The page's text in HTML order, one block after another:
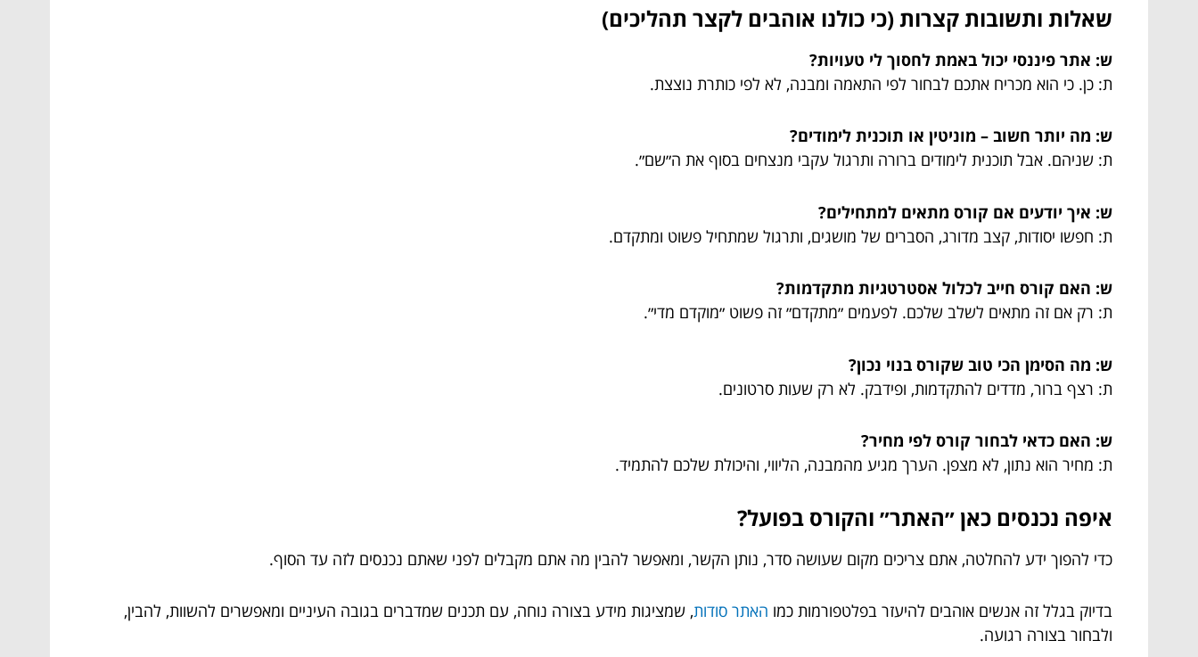
שאלות ותשובות קצרות (כי כולנו אוהבים לקצר תהליכים)
ש: אתר פיננסי יכול באמת לחסוך לי טעויות?
ת: כן. כי הוא מכריח אתכם לבחור לפי התאמה ומבנה, לא לפי כותרת נוצצת.
ש: מה יותר חשוב – מוניטין או תוכנית לימודים?
ת: שניהם. אבל תוכנית לימודים ברורה ותרגול עקבי מנצחים בסוף את ה״שם״.
ש: איך יודעים אם קורס מתאים למתחילים?
ת: חפשו יסודות, קצב מדורג, הסברים של מושגים, ותרגול שמתחיל פשוט ומתקדם.
ש: האם קורס חייב לכלול אסטרטגיות מתקדמות?
ת: רק אם זה מתאים לשלב שלכם. לפעמים ״מתקדם״ זה פשוט ״מוקדם מדי״.
ש: מה הסימן הכי טוב שקורס בנוי נכון?
ת: רצף ברור, מדדים להתקדמות, ופידבק. לא רק שעות סרטונים.
ש: האם כדאי לבחור קורס לפי מחיר?
ת: מחיר הוא נתון, לא מצפן. הערך מגיע מהמבנה, הליווי, והיכולת שלכם להתמיד.
איפה נכנסים כאן ״האתר״ והקורס בפועל?
כדי להפוך ידע להחלטה, אתם צריכים מקום שעושה סדר, נותן הקשר, ומאפשר להבין מה אתם מקבלים לפני שאתם נכנסים לזה עד הסוף.
בדיוק בגלל זה אנשים אוהבים להיעזר בפלטפורמות כמו האתר סודות, שמציגות מידע בצורה נוחה, עם תכנים שמדברים בגובה העיניים ומאפשרים להשוות, להבין,
ולבחור בצורה רגועה.